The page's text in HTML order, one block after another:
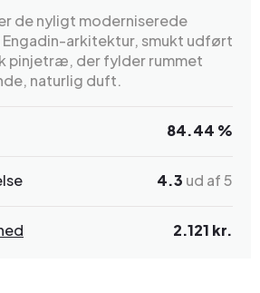
de nyligt moderniserede
arkitektur, smukt udført
pinjetræ, der fylder rummet
naturlig duft.
84.44 %
4.3 ud af 5
2.121 kr.